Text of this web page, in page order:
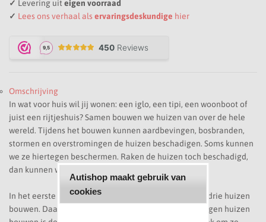
✓ Levering uit eigen voorraad
✓ Lees ons verhaal als ervaringsdeskundige hier
Omschrijving
In wat voor huis wil jij wonen: een iglo, een tipi, een woonboot of
juist een rijtjeshuis? Samen bouwen we huizen van over de hele
wereld. Tijdens het bouwen kunnen aardbevingen, bosbranden,
stormen en overstromingen de huizen beschadigen. Soms kunnen
we ze hiertegen beschermen. Raken de huizen toch beschadigd,
dan kunnen we ze met elkaar repareren!
In het eerste spel krijgen de bouwers de opdracht om drie huizen
bouwen. Daarna bouwen we steeds een huis meer. Negen huizen
Autishop maakt gebruik van
cookies